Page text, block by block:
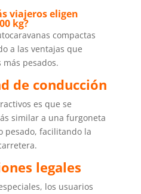
viajeros eligen
kg?
compactas
a las ventajas que
pesados.
de conducción
es que se
similar a una furgoneta
pesado, facilitando la
legales
los usuarios